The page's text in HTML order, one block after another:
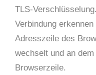
TLS-
Verbindung
Adresszeile des
wechselt und an
Browserzeile.